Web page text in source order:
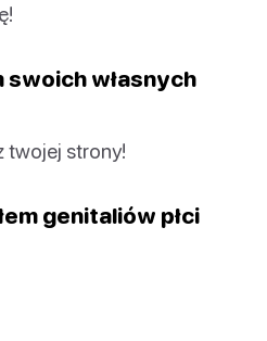
swoich własnych
twojej strony!
genitaliów płci